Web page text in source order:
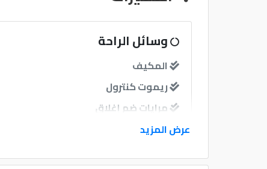
وسائل الراحة
المكيف
ريموت كنترول
مرايات ضم إغلاق
عرض المزيد